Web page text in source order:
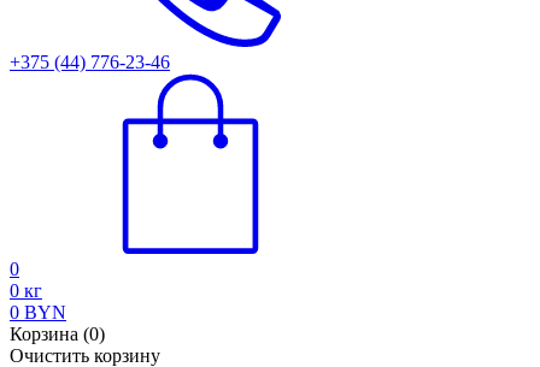
+375 (44) 776-23-46
0
0 кг
0 BYN
Корзина (0)
Очистить корзину